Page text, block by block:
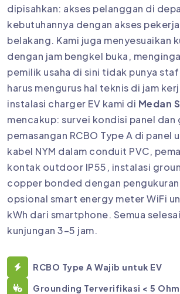
dipisahkan: akses pelanggan di
kebutuhannya dengan akses
belakang. Kami juga menyesuaikan
dengan jam bengkel buka,
pemilik usaha di sini tidak punya
harus mengurus hal teknis di jam
instalasi charger EV kami di Medan
mencakup: survei kondisi panel dan
pemasangan RCBO Type A di panel
kabel NYM dalam conduit PVC,
kontak outdoor IP55, instalasi
copper bonded dengan
opsional smart energy meter WiFi
kWh dari smartphone. Semua
kunjungan 3–5 jam.
RCBO Type A Wajib untuk EV
Grounding Terverifikasi < 5 Ohm